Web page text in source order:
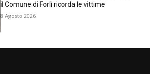
il Comune di Forlì ricorda le vittime
8 Agosto 2026